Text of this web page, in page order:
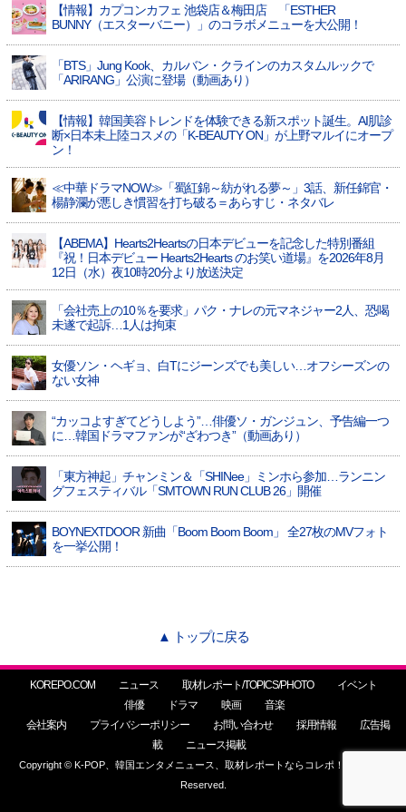
【情報】カプコンカフェ 池袋店＆梅田店 「ESTHER
BUNNY（エスターバニー）」のコラボメニューを大公開！
「BTS」Jung Kook、カルバン・クラインのカスタムルックで
「ARIRANG」公演に登場（動画あり）
【情報】韓国美容トレンドを体験できる新スポット誕生。AI肌診
断×日本未上陸コスメの「K-BEAUTY ON」が上野マルイにオープ
ン！
≪中華ドラマNOW≫「蜀紅錦～紡がれる夢～」3話、新任錦官・
楊静瀾が悪しき慣習を打ち破る＝あらすじ・ネタバレ
【ABEMA】Hearts2Heartsの日本デビューを記念した特別番組
『祝！日本デビュー Hearts2Hearts のお笑い道場』を2026年8月
12日（水）夜10時20分より放送決定
「会社売上の10％を要求」パク・ナレの元マネジャー2人、恐喝
未遂で起訴…1人は拘束
女優ソン・ヘギョ、白Tにジーンズでも美しい…オフシーズンの
ない女神
“カッコよすぎてどうしよう”…俳優ソ・ガンジュン、予告編一つ
に…韓国ドラマファンが“ざわつき”（動画あり）
「東方神起」チャンミン＆「SHINee」ミンホら参加…ランニン
グフェスティバル「SMTOWN RUN CLUB 26」開催
BOYNEXTDOOR 新曲「Boom Boom Boom」 全27枚のMVフォト
を一挙公開！
▲ トップに戻る
KOREPO.COM ニュース 取材レポート/TOPICS/PHOTO
イベント
俳優
ドラマ 映画
音楽
会社案内
プライバシーポリシー お問い合わせ 採用情報
広告掲
載
ニュース掲載
Copyright © K-POP、韓国エンタメニュース、取材レポートならコレポ！ All Rights
Reserved.